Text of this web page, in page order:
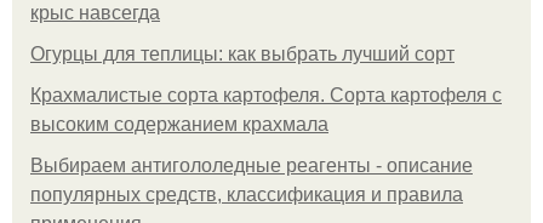
крыс навсегда
Огурцы для теплицы: как выбрать лучший сорт
Крахмалистые сорта картофеля. Сорта картофеля с
высоким содержанием крахмала
Выбираем антигололедные реагенты - описание
популярных средств, классификация и правила